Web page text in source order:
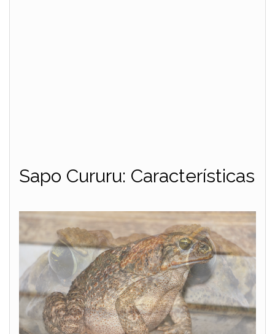
Sapo Cururu: Características